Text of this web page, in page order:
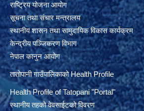
राष्ट्रिय योजना आयोग
सूचना तथा संचार मन्त्रालय
स्थानीय शासन तथा सामुदायिक विकास कार्यक्रम
केन्द्रीय पञ्जिकरण विभाग
नेपाल कानुन आयोग
तातोपानी गाउँपालिकाको Health Profile
Health Profile of Tatopani"Portal"
स्थानीय तहको वेवसाईटको विवरण